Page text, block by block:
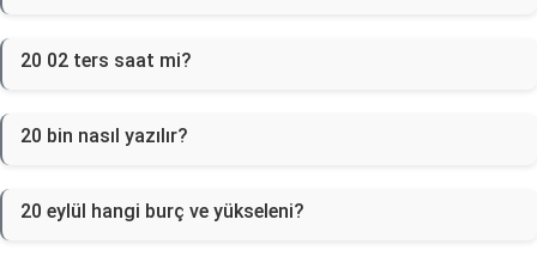
20 02 ters saat mi?
20 bin nasıl yazılır?
20 eylül hangi burç ve yükseleni?